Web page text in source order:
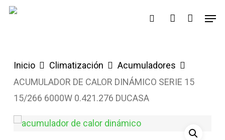
Saltar
buscar account
Inicio Climatización
Acumuladores
ACUMULADOR DE CALOR DINÁMICO SERIE 15
15/266 6000W 0.421.276 DUCASA